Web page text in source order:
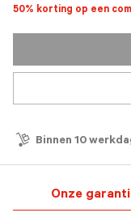
50% korting op een
Binnen 10
Onze